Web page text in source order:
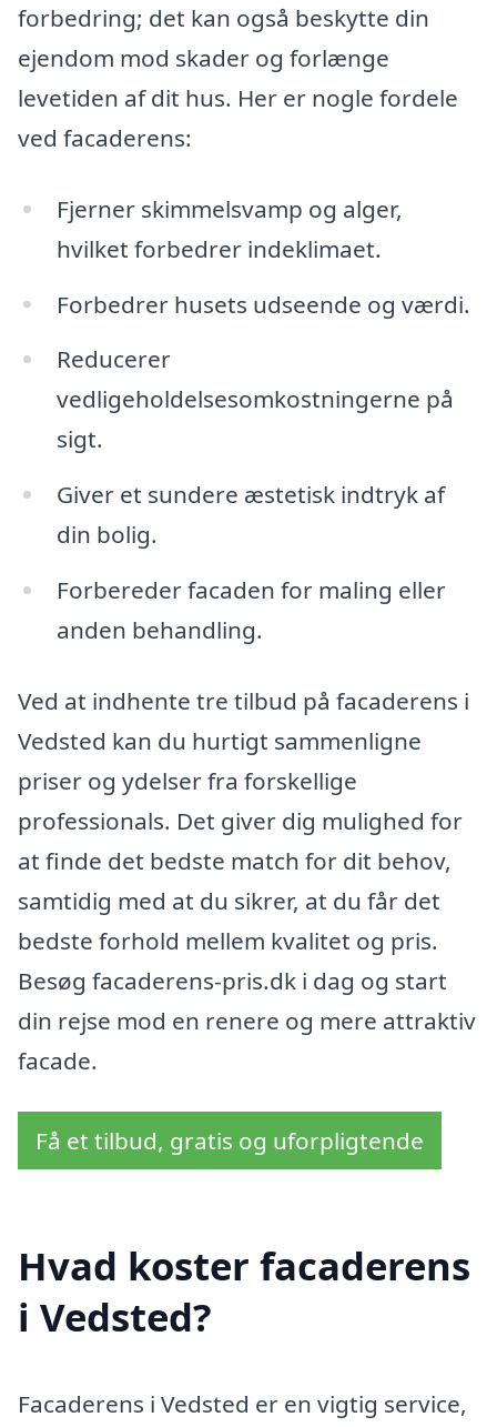
forbedring; det kan også beskytte din
ejendom mod skader og forlænge
levetiden af dit hus. Her er nogle fordele
ved facaderens:
Fjerner skimmelsvamp og alger,
hvilket forbedrer indeklimaet.
Forbedrer husets udseende og værdi.
Reducerer
vedligeholdelsesomkostningerne på
sigt.
Giver et sundere æstetisk indtryk af
din bolig.
Forbereder facaden for maling eller
anden behandling.
Ved at indhente tre tilbud på facaderens i
Vedsted kan du hurtigt sammenligne
priser og ydelser fra forskellige
professionals. Det giver dig mulighed for
at finde det bedste match for dit behov,
samtidig med at du sikrer, at du får det
bedste forhold mellem kvalitet og pris.
Besøg facaderens-pris.dk i dag og start
din rejse mod en renere og mere attraktiv
facade.
Få et tilbud, gratis og uforpligtende
Hvad koster facaderens
i Vedsted?
Facaderens i Vedsted er en vigtig service,